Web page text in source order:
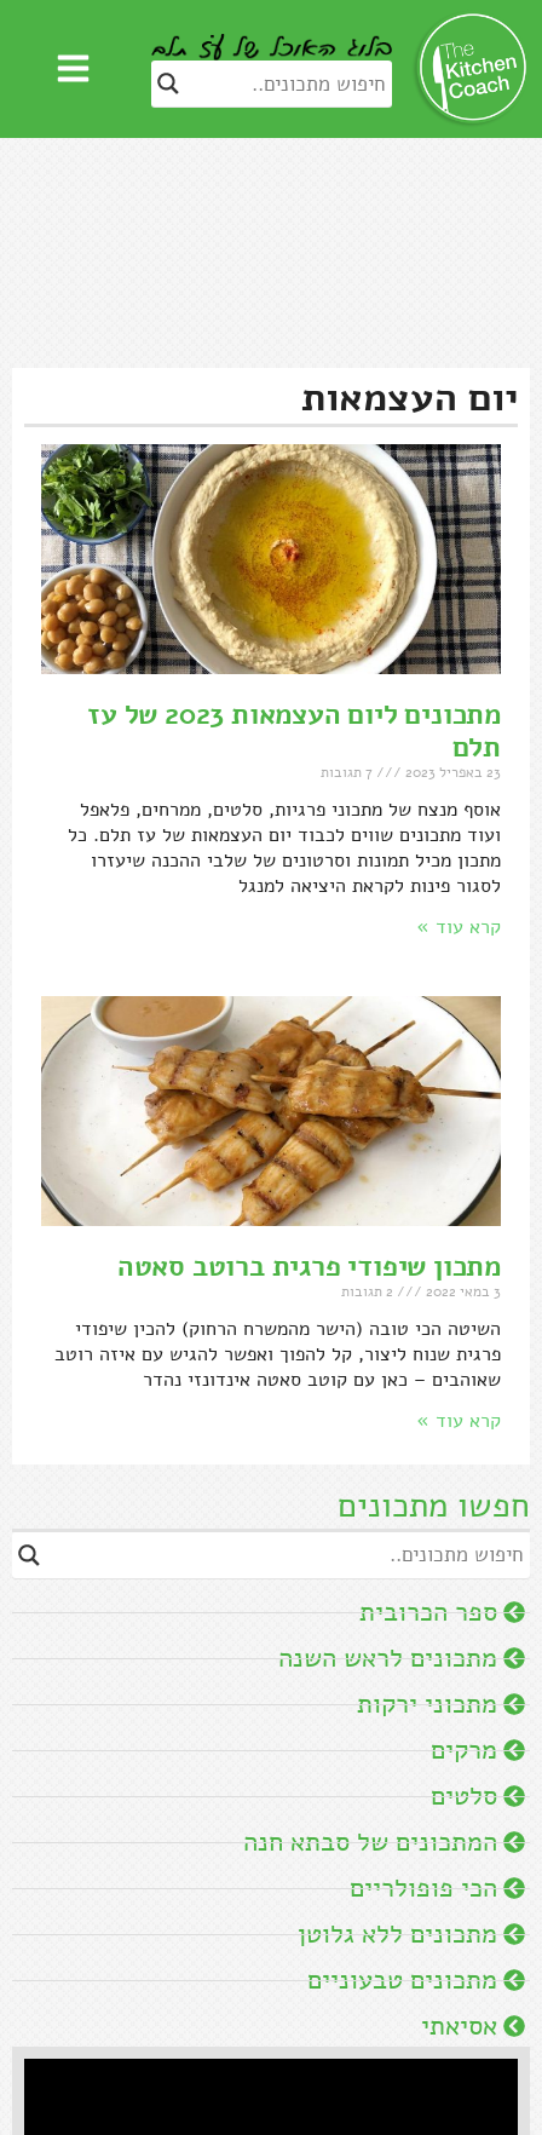
חפשו מתכונים
ספר הכרובית
מתכונים לראש השנה
מתכוני ירקות
מרקים
סלטים
המתכונים של סבתא חנה
הכי פופולריים
מתכונים ללא גלוטן
מתכונים טבעוניים
אסיאתי
יום העצמאות
מתכונים ליום העצמאות 2023 של עז
תלם
23 באפריל 2023
אוסף מנצח של מתכוני פרגיות, סלטים, ממרחים, פלאפל
ועוד מתכונים שווים לכבוד יום העצמאות של עז תלם. כל
מתכון מכיל תמונות וסרטונים של שלבי ההכנה שיעזרו
לסגור פינות לקראת היציאה למנגל
קרא עוד »
מתכון שיפודי פרגית ברוטב סאטה
3 במאי 2022
השיטה הכי טובה (הישר מהמשרח הרחוק) להכין שיפודי
פרגית שנוח ליצור, קל להפוך ואפשר להגיש עם איזה רוטב
שאוהבים – כאן עם קוטב סאטה אינדונזי נהדר
קרא עוד »